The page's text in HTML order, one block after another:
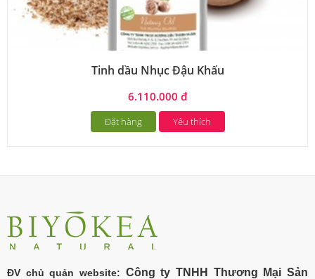
Tinh dầu Nhục Đậu Khấu
6.110.000 đ
Đặt hàng Yêu thích
ĐV chủ quản website: Công ty TNHH Thương Mại Sản